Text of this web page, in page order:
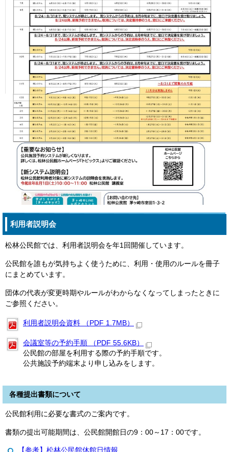
利用者説明会
松林公民館では、利用者説明会を年1回開催しています。
公民館を誰もが気持ちよく使うために、利用・使用のルールを冊子
にまとめています。
団体の代表が変更時期やルールがわからなくなってしまったときに
ご参照ください。
利用者説明会資料 （PDF 1.7MB）
会議室等の予約手順 （PDF 55.6KB）
公民館の部屋を利用する際の予約手順です。
公共施設予約端末より申し込みをします。
各種提出書類について
公民館利用に必要な書式のご案内です。
書類の提出可能期間は、公民館開館日の9：00～17：00です。
【参考】松林公民館休館日情報